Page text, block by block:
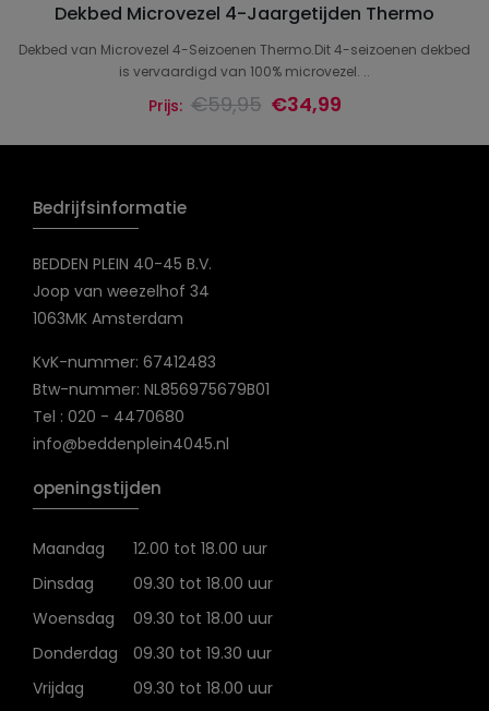
Dekbed Microvezel 4-Jaargetijden Thermo
Dekbed van Microvezel 4-Seizoenen Thermo.Dit 4-seizoenen dekbed
is vervaardigd van 100% microvezel. ..
Prijs: €59,95 €34,99
Bedrijfsinformatie
BEDDEN PLEIN 40-45 B.V.
Joop van weezelhof 34
1063MK Amsterdam
KvK-nummer: 67412483
Btw-nummer: NL856975679B01
Tel : 020 - 4470680
info@beddenplein4045.nl
openingstijden
Maandag
12.00 tot 18.00 uur
Dinsdag
09.30 tot 18.00 uur
Woensdag
09.30 tot 18.00 uur
Donderdag
09.30 tot 19.30 uur
Vrijdag
09.30 tot 18.00 uur